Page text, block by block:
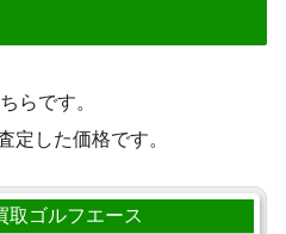
らです。
定した価格です。
取ゴルフエース